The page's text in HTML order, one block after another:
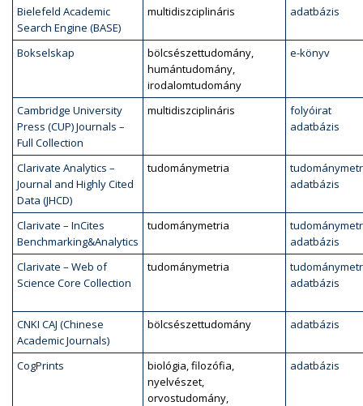
Bielefeld Academic
Search Engine (BASE)
multidiszciplináris adatbázis
Bokselskap
bölcsészettudomány,
humántudomány,
irodalomtudomány
e-könyv
Cambridge University
Press (CUP) Journals –
Full Collection
multidiszciplináris
folyóirat
adatbázis
Clarivate Analytics –
Journal and Highly Cited
Data (JHCD)
tudománymetria
adatbázis
Clarivate – InCites
Benchmarking&Analytics
tudománymetria
adatbázis
Clarivate – Web of
Science Core Collection
tudománymetria
adatbázis
CNKI CAJ (Chinese
Academic Journals)
bölcsészettudomány adatbázis
CogPrints
biológia, filozófia,
nyelvészet,
orvostudomány,
adatbázis